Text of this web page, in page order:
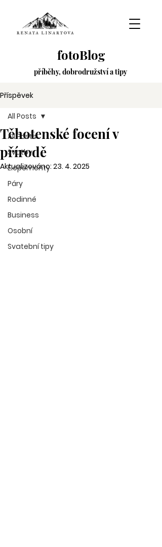
fotoBlog
příběhy,dobrodružstvía tipy
Příspěvek
All Posts
Svatby
Elopementy
Páry
Rodinné
Business
Osobní
Svatební tipy
All Posts
Těhotenské focení v
přírodě
Aktualizováno: 23. 4. 2025